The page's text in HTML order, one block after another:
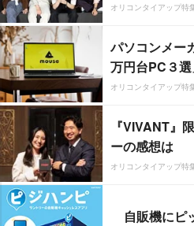
オリコンタイアップ特
パソコンメー
万円台PC３選
オリコンタイアップ特
『VIVANT』
ーの感想は
オリコンタイアップ特
自販機にピ